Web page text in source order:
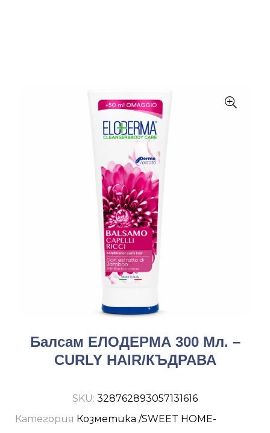
Балсам ЕЛОДЕРМА 300 Мл. –
CURLY HAIR/КЪДРАВА
SKU: 328762893057131616
Категория Козметика /SWEET HOME-